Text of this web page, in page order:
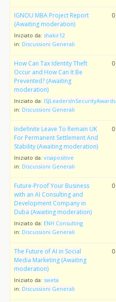
IGNOU MBA Project Report
(Awaiting moderation)
Iniziato da: shakir12
in: Discussioni Generali
0
How Can Tax Identity Theft
Occur and How Can It Be
Prevented? (Awaiting
moderation)
Iniziato da: ISJLeadersInSecurityAwards
in: Discussioni Generali
0
Indefinite Leave To Remain UK
For Permanent Settlement And
Stability (Awaiting moderation)
Iniziato da: visapositive
in: Discussioni Generali
0
Future-Proof Your Business
with an AI Consulting and
Development Company in
Duba (Awaiting moderation)
Iniziato da: ENH Consulting
in: Discussioni Generali
0
The Future of AI in Social
Media Marketing (Awaiting
moderation)
Iniziato da: sweta
in: Discussioni Generali
0